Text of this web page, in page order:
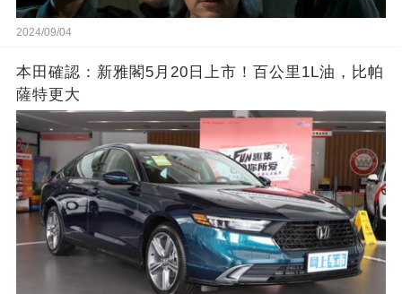
2024/09/04
本田確認：新雅閣5月20日上市！百公里1L油，比帕
薩特更大